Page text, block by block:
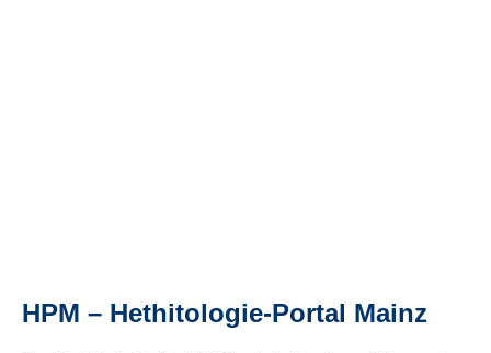
HPM – Hethitologie-Portal Mainz